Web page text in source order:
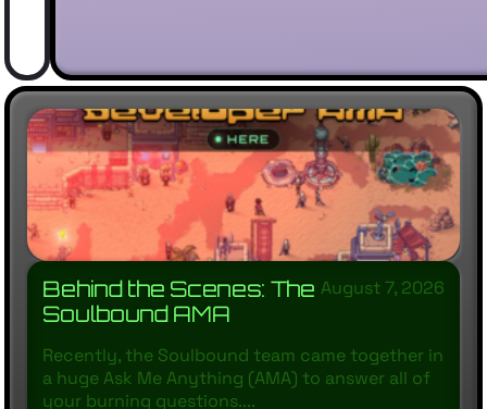
Behind the Scenes: The
Soulbound AMA
August 7, 2026
Recently, the Soulbound team came together in
a huge Ask Me Anything (AMA) to answer all of
your burning questions....